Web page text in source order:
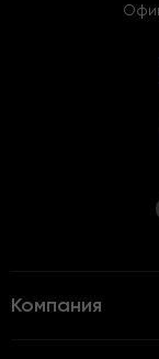
Компания